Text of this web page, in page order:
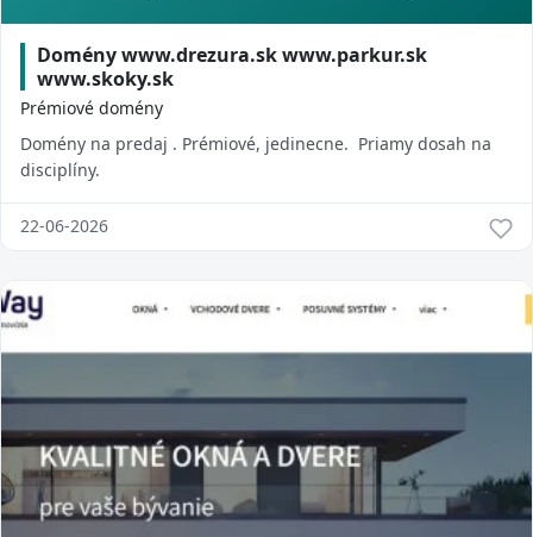
Domény www.drezura.sk www.parkur.sk
www.skoky.sk
Prémiové domény
Domény na predaj . Prémiové, jedinecne. Priamy dosah na
disciplíny.
22-06-2026